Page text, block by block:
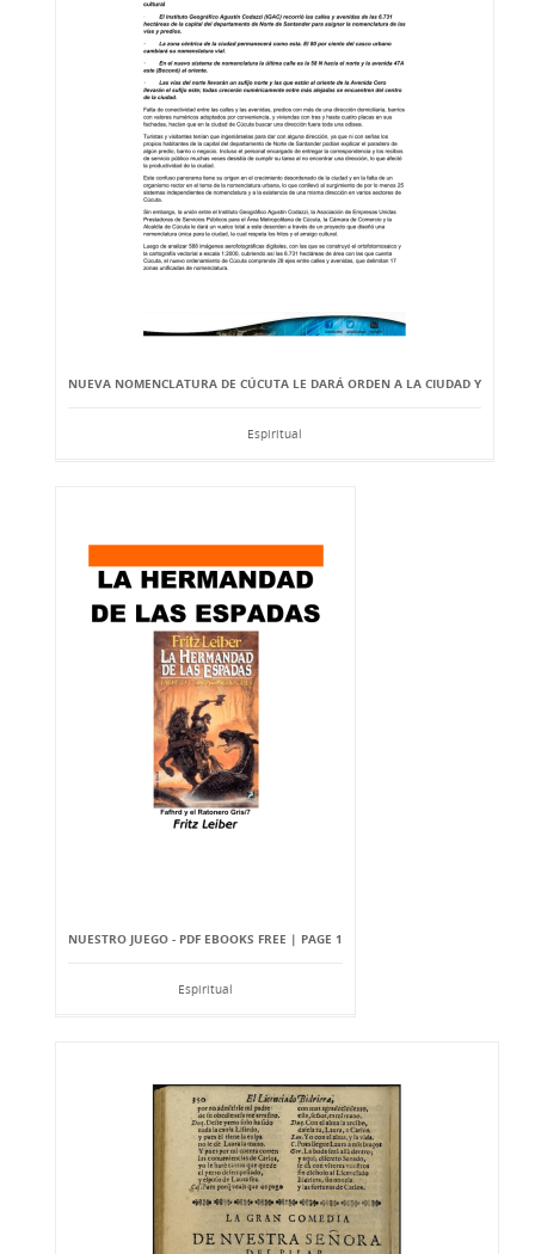
NUEVA NOMENCLATURA DE CÚCUTA LE DARÁ ORDEN A LA CIUDAD Y
Espiritual
NUESTRO JUEGO - PDF EBOOKS FREE | PAGE 1
Espiritual